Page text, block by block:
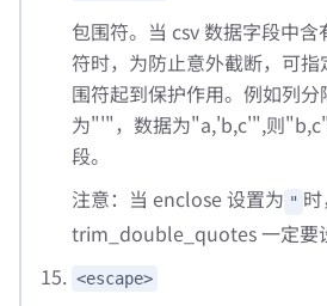
包围符。当 csv 数据字段中
符时，为防止意外截断，可
围符起到保护作用。例如列
为"'"，数据为"a,'b,c'",则
段。
注意：当 enclose 设置为 " 时
trim_double_quotes 一定要
<escape>